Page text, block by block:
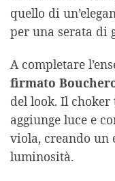
quello di
per una serata di
A completare
firmato
del look. Il
aggiunge luce e
viola, creando
luminosità.